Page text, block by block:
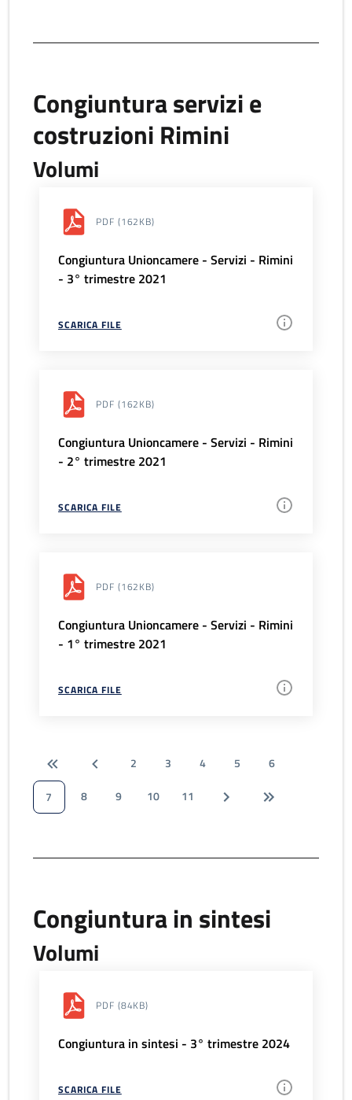
Congiuntura servizi e
costruzioni Rimini
Volumi
PDF (162KB)
Congiuntura Unioncamere - Servizi - Rimini
- 3° trimestre 2021
SCARICA FILE
PDF (162KB)
Congiuntura Unioncamere - Servizi - Rimini
- 2° trimestre 2021
SCARICA FILE
PDF (162KB)
Congiuntura Unioncamere - Servizi - Rimini
- 1° trimestre 2021
SCARICA FILE
2 3 4 5
6
7
8 9 10 11
Congiuntura in sintesi
Volumi
PDF (84KB)
Congiuntura in sintesi - 3° trimestre 2024
SCARICA FILE